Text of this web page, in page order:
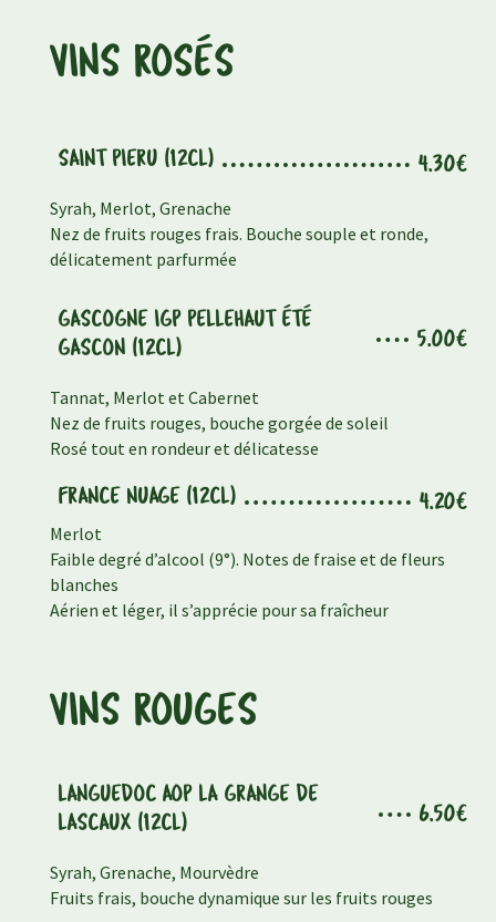
VINS ROSÉS
SAINT PIERU (12CL) 4.30€
Syrah, Merlot, Grenache
Nez de fruits rouges frais. Bouche souple et ronde,
délicatement parfurmée
GASCOGNE IGP PELLEHAUT ÉTÉ
GASCON (12CL)
5.00€
Tannat, Merlot et Cabernet
Nez de fruits rouges, bouche gorgée de soleil
Rosé tout en rondeur et délicatesse
FRANCE NUAGE (12CL) 4.20€
Merlot
Faible degré d’alcool (9°). Notes de fraise et de fleurs
blanches
Aérien et léger, il s’apprécie pour sa fraîcheur
VINS ROUGES
LANGUEDOC AOP LA GRANGE DE
LASCAUX (12CL)
6.50€
Syrah, Grenache, Mourvèdre
Fruits frais, bouche dynamique sur les fruits rouges